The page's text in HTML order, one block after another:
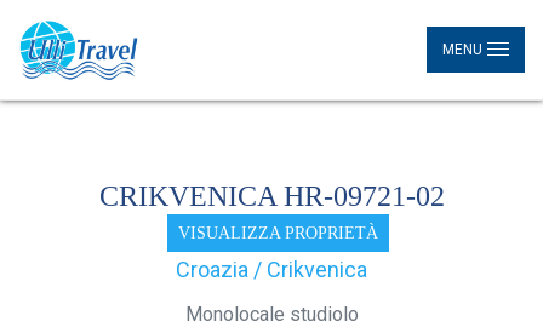
MENU
CRIKVENICA HR-09721-02
VISUALIZZA PROPRIETÀ
Croazia / Crikvenica
Monolocale studiolo